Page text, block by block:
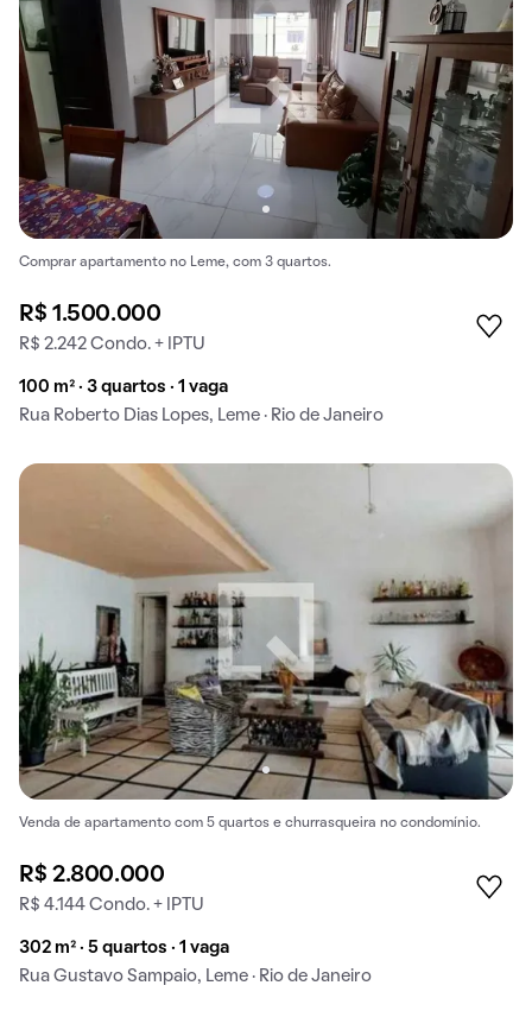
Comprar apartamento no Leme, com 3 quartos.
R$ 1.500.000
R$ 2.242 Condo. + IPTU
100 m² · 3 quartos · 1 vaga
Rua Roberto Dias Lopes, Leme · Rio de Janeiro
Venda de apartamento com 5 quartos e churrasqueira no condomínio.
R$ 2.800.000
R$ 4.144 Condo. + IPTU
302 m² · 5 quartos · 1 vaga
Rua Gustavo Sampaio, Leme · Rio de Janeiro